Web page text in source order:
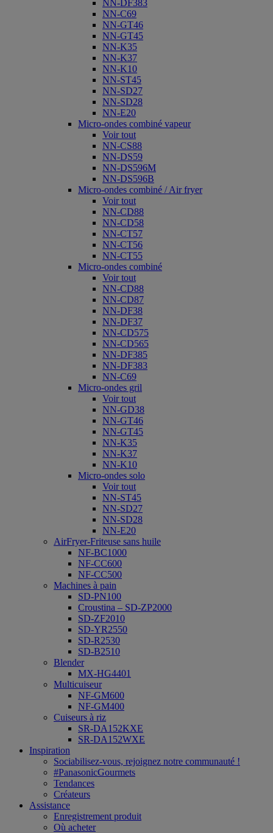
NN-DF383
NN-C69
NN-GT46
NN-GT45
NN-K35
NN-K37
NN-K10
NN-ST45
NN-SD27
NN-SD28
NN-E20
Micro-ondes combiné vapeur
Voir tout
NN-CS88
NN-DS59
NN-DS596M
NN-DS596B
Micro-ondes combiné / Air fryer
Voir tout
NN-CD88
NN-CD58
NN-CT57
NN-CT56
NN-CT55
Micro-ondes combiné
Voir tout
NN-CD88
NN-CD87
NN-DF38
NN-DF37
NN-CD575
NN-CD565
NN-DF385
NN-DF383
NN-C69
Micro-ondes gril
Voir tout
NN-GD38
NN-GT46
NN-GT45
NN-K35
NN-K37
NN-K10
Micro-ondes solo
Voir tout
NN-ST45
NN-SD27
NN-SD28
NN-E20
AirFryer-Friteuse sans huile
NF-BC1000
NF-CC600
NF-CC500
Machines à pain
SD-PN100
Croustina – SD-ZP2000
SD-ZF2010
SD-YR2550
SD-R2530
SD-B2510
Blender
MX-HG4401
Multicuiseur
NF-GM600
NF-GM400
Cuiseurs à riz
SR-DA152KXE
SR-DA152WXE
Inspiration
Sociabilisez-vous, rejoignez notre communauté !
#PanasonicGourmets
Tendances
Créateurs
Assistance
Enregistrement produit
Où acheter